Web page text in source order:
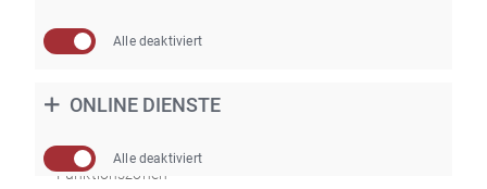
Formstabilität. Gesamthöhe mit Bezug ca. 22 cm.
PRODUKTBESCHREIBUNG
Funktionszonen
Alle aktiviert
Alle deaktiviert
Diese Webseite verwendet sogenannte notwendige
Cookies um Einstellungen (z.B. das Akzeptieren dieses
speichern. Diese helfen dabei, die Webseite nutzbar zu
machen, indem sie Grundfunktionen wie
ONLINE DIENSTE
Alle aktiviert
Alle deaktiviert